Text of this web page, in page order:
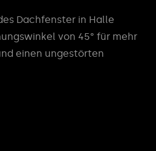
Dachfenster in Halle
von 45° für mehr
einen ungestörten